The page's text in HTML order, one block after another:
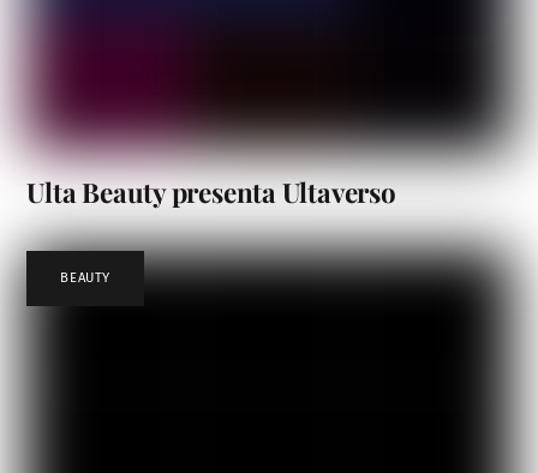
Ulta Beauty presenta Ultaverso
BEAUTY